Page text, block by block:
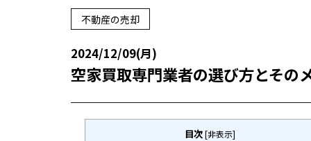
不動産の売却
2024/12/09(月)
空家買取専門業者の選び方とその
目次[非表示]